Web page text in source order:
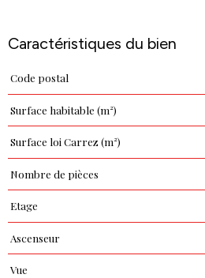
Caractéristiques du bien
Caractéristiques
Code postal
Surface habitable (m²)
Surface loi Carrez (m²)
Nombre de pièces
Etage
Ascenseur
Vue